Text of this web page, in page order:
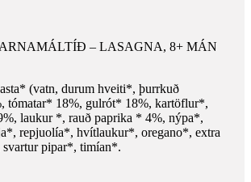
– LASAGNA, 8+ MÁN
(vatn, durum hveiti*, þurrkuð
tómatar* 18%, gulrót* 18%, kartöflur*,
laukur *, rauð paprika * 4%, nýpa*,
repjuolía*, hvítlaukur*, oregano*, extra
pipar*, timían*.